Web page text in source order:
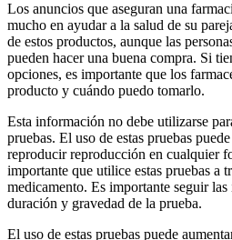
Los anuncios que aseguran una
mucho en ayudar a la salud de su
de estos productos, aunque las
pueden hacer una buena compra. Si
opciones, es importante que los
producto y cuándo puedo tomarlo.
Esta información no debe utilizarse
pruebas. El uso de estas pruebas
reproducir reproducción en cualquier
importante que utilice estas pruebas a
medicamento. Es importante seguir
duración y gravedad de la prueba.
El uso de estas pruebas puede